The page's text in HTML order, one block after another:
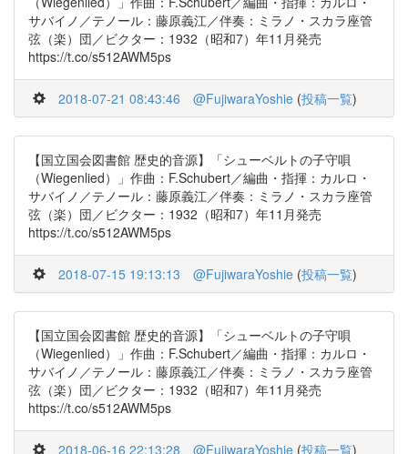
サバイノ／テノール：藤原義江／伴奏：ミラノ・スカラ座管
弦（楽）団／ビクター：1932（昭和7）年11月発売
https://t.co/s512AWM5ps
2018-07-21 08:43:46 @FujiwaraYoshie (投稿一覧)
【国立国会図書館 歴史的音源】「シューベルトの子守唄
（Wiegenlied）」作曲：F.Schubert／編曲・指揮：カルロ・
サバイノ／テノール：藤原義江／伴奏：ミラノ・スカラ座管
弦（楽）団／ビクター：1932（昭和7）年11月発売
https://t.co/s512AWM5ps
2018-07-15 19:13:13 @FujiwaraYoshie (投稿一覧)
【国立国会図書館 歴史的音源】「シューベルトの子守唄
（Wiegenlied）」作曲：F.Schubert／編曲・指揮：カルロ・
サバイノ／テノール：藤原義江／伴奏：ミラノ・スカラ座管
弦（楽）団／ビクター：1932（昭和7）年11月発売
https://t.co/s512AWM5ps
2018-06-16 22:13:28 @FujiwaraYoshie (投稿一覧)